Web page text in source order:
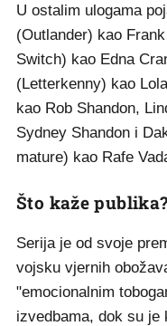
U ostalim ulogama
(Outlander) kao
Switch) kao Edna
(Letterkenny) kao
kao Rob Shandon,
Sydney Shandon i
mature) kao Rafe
Što kaže publika?
Serija je od svoje
vojsku vjernih
"emocionalnim
izvedbama, dok su